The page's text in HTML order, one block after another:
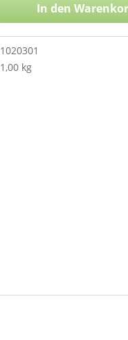
In den
1020301
1,00 kg